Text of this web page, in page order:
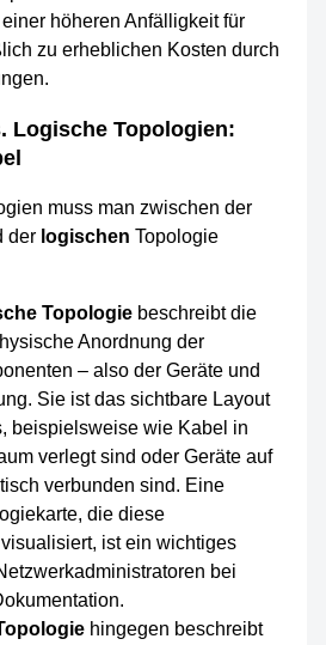
höheren Anfälligkeit für
zu erheblichen Kosten durch
Logische Topologien:
muss man zwischen der
der logischen Topologie
Topologiebeschreibt die
Anordnung der
– also der Geräte und
Sie ist das sichtbare Layout
beispielsweise wie Kabel in
verlegt sind oder Geräte auf
verbunden sind. Eine
die diese
ist ein wichtiges
bei
hingegen beschreibt